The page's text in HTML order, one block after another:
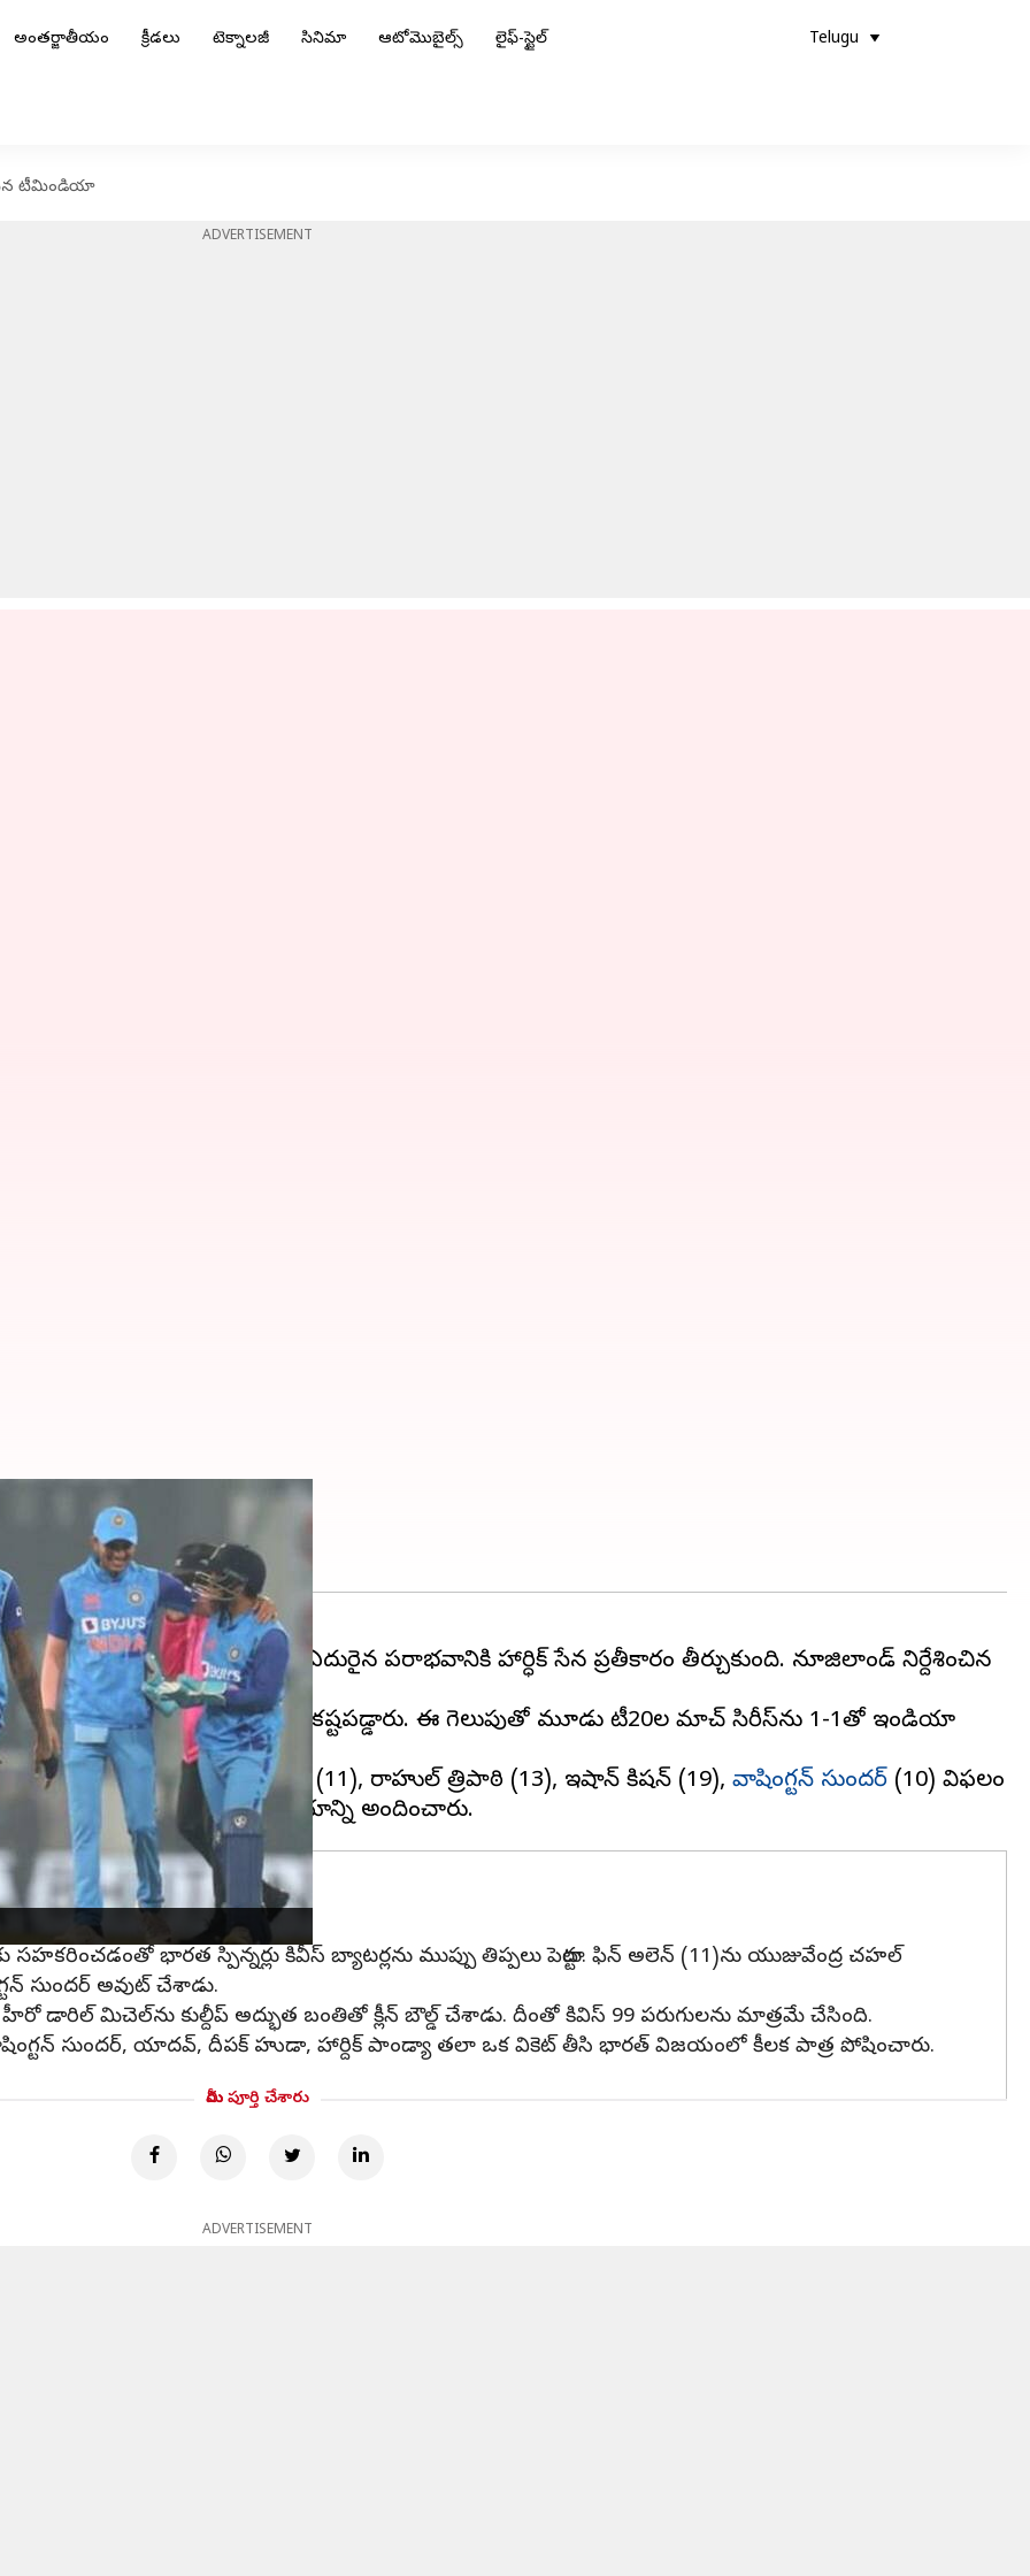
అంతర్జాతీయం క్రీడలు టెక్నాలజీ సినిమా ఆటోమొబైల్స్ లైఫ్-స్టైల్ Telugu
టీమిండియా
ADVERTISEMENT
టీమిండియా
సాధించింది. తొలి టీ20లో ఎదురైన పరాభవానికి హార్ధిక్ సేన ప్రతీకారం తీర్చుకుంది. న్యూజిలాండ్ నిర్దేశించిన
టీమిండియాబ్యాట్స్‌మెన్స్ కష్టపడ్డారు. ఈ గెలుపుతో మూడు టీ20ల మ్యాచ్ సిరీస్‌ను 1-1తో ఇండియా
లభించలేదు. శుబ్ మన్ గిల్ (11), రాహుల్ త్రిపాఠి (13), ఇషాన్ కిషన్ (19), వాషింగ్టన్ సుందర్ (10) విఫలం
సహకరించడంతో భారత స్పిన్నర్లు కివీస్ బ్యాటర్లను ముప్పు తిప్పలు పెట్టారు. ఫిన్ అలెన్ (11)ను యుజువేంద్ర చహల్
సుందర్ అవుట్ చేశాడు.
డారిల్ మిచెల్‌ను కుల్దీప్ అద్భుత బంతితో క్లీన్ బౌల్డ్ చేశాడు. దీంతో కివిస్ 99 పరుగులను మాత్రమే చేసింది.
సుందర్, యాదవ్, దీపక్ హుడా, హార్దిక్ పాండ్యా తలా ఒక వికెట్ తీసి భారత్ విజయంలో కీలక పాత్ర పోషించారు.
మీరు పూర్తి చేశారు
ADVERTISEMENT